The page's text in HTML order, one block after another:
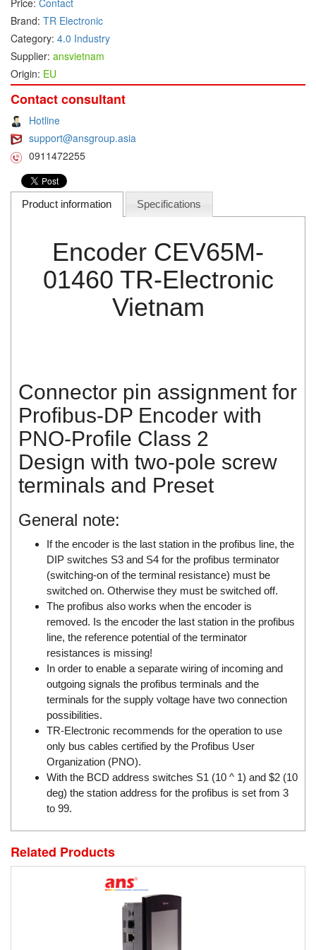
DEIF
Delmhorst VietNam
DELTA
Delta Ohm
Delta-mobrey
DEMA Engineering/ Foam- IT
DESAX
DET-TRONICS
Dias Infrared
DINA Elektronik
Doctor Led Vietnam
DOLD - Autho ANS
Dold Vietnam
Dongdo Tech
Donghwa Valve
Dosing Pump
DR. NEUMANN Peltier-Technik
Driesen Kern
Dropsa Vietnam
Druck
DUCATI
Duclean
Dukin Besko
Dunkermotoren
Durag
Dwyer
Dynisco
E+E ELEKTRONIK
E+H
Brand: TR Electronic
Category: 4.0 Industry
Supplier: ansvietnam
Origin: EU
Contact consultant
Hotline
support@ansgroup.asia
0911472255
Product information Specifications
Encoder CEV65M-
01460 TR-Electronic
Vietnam
Connector pin assignment for
Profibus-DP Encoder with
PNO-Profile Class 2
Design with two-pole screw
terminals and Preset
General note:
If the encoder is the last station in the profibus line, the
DIP switches S3 and S4 for the profibus terminator
(switching-on of the terminal resistance) must be
switched on. Otherwise they must be switched off.
The profibus also works when the encoder is
removed. Is the encoder the last station in the profibus
line, the reference potential of the terminator
resistances is missing!
In order to enable a separate wiring of incoming and
outgoing signals the profibus terminals and the
terminals for the supply voltage have two connection
possibilities.
TR-Electronic recommends for the operation to use
only bus cables certified by the Profibus User
Organization (PNO).
With the BCD address switches S1 (10 ^ 1) and $2 (10
deg) the station address for the profibus is set from 3
to 99.
Related Products